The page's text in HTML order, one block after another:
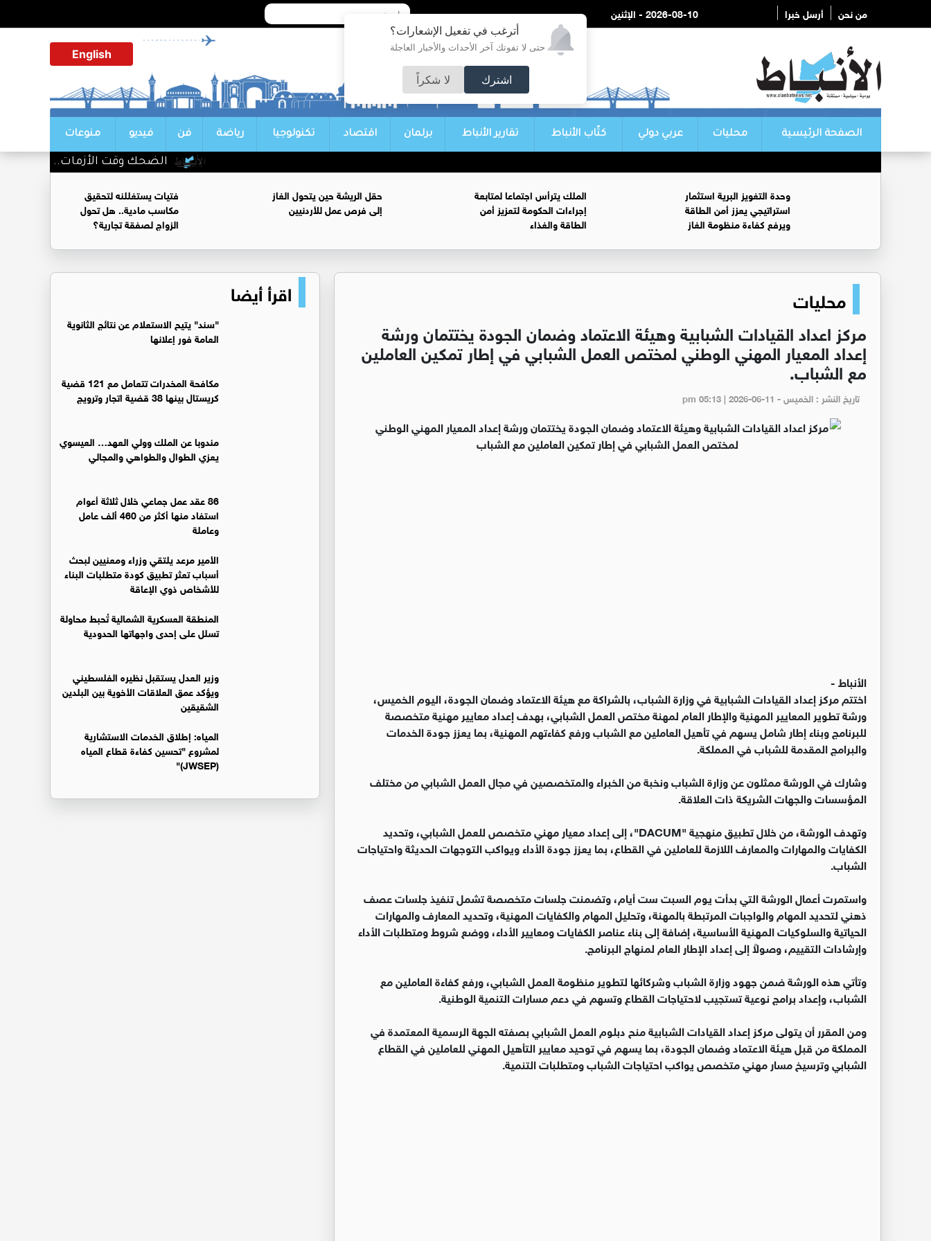
أترغب في تفعيل الإشعارات؟
حتى لا تفوتك آخر الأحداث والأخبار العاجلة
اشترك لا شكراً
من نحن أرسل خبرا 2026-08-10 - الإثنين
English
الصفحة الرئيسية محليات عربي دولي كتّاب الأنباط تقارير الأنباط برلمان اقتصاد تكنولوجيا رياضة فن فيديو منوعات
الضحك وقت الأزمات.. خلل نفسي أم
وحدة التغويز البرية استثمار
استراتيجي يعزز أمن الطاقة
ويرفع كفاءة منظومة الغاز
الملك يترأس اجتماعا لمتابعة
إجراءات الحكومة لتعزيز أمن
الطاقة والغذاء
حقل الريشة حين يتحول الغاز
إلى فرص عمل للأردنيين
فتيات يستغللنه لتحقيق
مكاسب مادية.. هل تحول
الزواج لصفقة تجارية؟
محليات
مركز اعداد القيادات الشبابية وهيئة الاعتماد وضمان الجودة يختتمان ورشة
إعداد المعيار المهني الوطني لمختص العمل الشبابي في إطار تمكين العاملين
مع الشباب.
تاريخ النشر : الخميس - pm 05:13 | 2026-06-11
الأنباط -
اختتم مركز إعداد القيادات الشبابية في وزارة الشباب، بالشراكة مع هيئة الاعتماد وضمان الجودة، اليوم الخميس،
ورشة تطوير المعايير المهنية والإطار العام لمهنة مختص العمل الشبابي، بهدف إعداد معايير مهنية متخصصة
للبرنامج وبناء إطار شامل يسهم في تأهيل العاملين مع الشباب ورفع كفاءتهم المهنية، بما يعزز جودة الخدمات
والبرامج المقدمة للشباب في المملكة.
وشارك في الورشة ممثلون عن وزارة الشباب ونخبة من الخبراء والمتخصصين في مجال العمل الشبابي من مختلف
المؤسسات والجهات الشريكة ذات العلاقة.
وتهدف الورشة، من خلال تطبيق منهجية "DACUM"، إلى إعداد معيار مهني متخصص للعمل الشبابي، وتحديد
الكفايات والمهارات والمعارف اللازمة للعاملين في القطاع، بما يعزز جودة الأداء ويواكب التوجهات الحديثة واحتياجات
الشباب.
واستمرت أعمال الورشة التي بدأت يوم السبت ست أيام، وتضمنت جلسات متخصصة تشمل تنفيذ جلسات عصف
ذهني لتحديد المهام والواجبات المرتبطة بالمهنة، وتحليل المهام والكفايات المهنية، وتحديد المعارف والمهارات
الحياتية والسلوكيات المهنية الأساسية، إضافة إلى بناء عناصر الكفايات ومعايير الأداء، ووضع شروط ومتطلبات الأداء
وإرشادات التقييم، وصولاً إلى إعداد الإطار العام لمنهاج البرنامج.
وتأتي هذه الورشة ضمن جهود وزارة الشباب وشركائها لتطوير منظومة العمل الشبابي، ورفع كفاءة العاملين مع
الشباب، وإعداد برامج نوعية تستجيب لاحتياجات القطاع وتسهم في دعم مسارات التنمية الوطنية.
ومن المقرر أن يتولى مركز إعداد القيادات الشبابية منح دبلوم العمل الشبابي بصفته الجهة الرسمية المعتمدة في
المملكة من قبل هيئة الاعتماد وضمان الجودة، بما يسهم في توحيد معايير التأهيل المهني للعاملين في القطاع
الشبابي وترسيخ مسار مهني متخصص يواكب احتياجات الشباب ومتطلبات التنمية.
اقرأ أيضا
"سند" يتيح الاستعلام عن نتائج الثانوية
العامة فور إعلانها
مكافحة المخدرات تتعامل مع 121 قضية
كريستال بينها 38 قضية اتجار وترويج
مندوبا عن الملك وولي العهد… العيسوي
يعزي الطوال والطواهي والمجالي
86 عقد عمل جماعي خلال ثلاثة أعوام
استفاد منها أكثر من 460 ألف عامل
وعاملة
الأمير مرعد يلتقي وزراء ومعنيين لبحث
أسباب تعثر تطبيق كودة متطلبات البناء
للأشخاص ذوي الإعاقة
المنطقة العسكرية الشمالية تُحبط محاولة
تسلل على إحدى واجهاتها الحدودية
وزير العدل يستقبل نظيره الفلسطيني
ويؤكد عمق العلاقات الأخوية بين البلدين
الشقيقين
المياه: إطلاق الخدمات الاستشارية
لمشروع "تحسين كفاءة قطاع المياه
(JWSEP)"